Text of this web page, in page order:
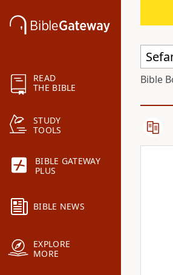
READ
THE BIBLE
STUDY
TOOLS
BIBLE GATEWAY
PLUS
BIBLE NEWS
EXPLORE
MORE
Bible